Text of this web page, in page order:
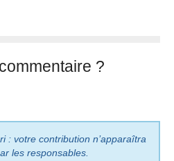
?
: votre contribution n’apparaîtra
les responsables.